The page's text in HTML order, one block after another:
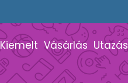
Kiemelt Vásárlás Utazás